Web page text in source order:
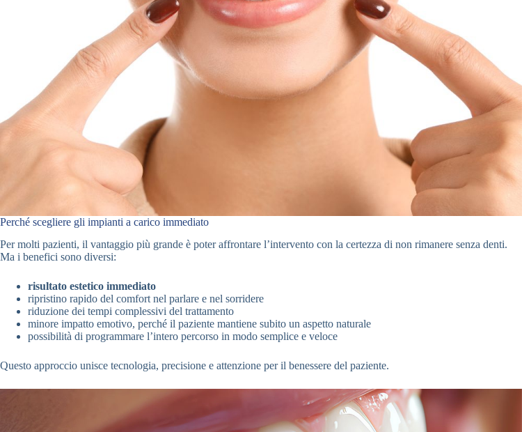
Perché scegliere gli impianti a carico immediato
Per molti pazienti, il vantaggio più grande è poter affrontare l’intervento con la certezza di non rimanere senza denti.
Ma i benefici sono diversi:
risultato estetico immediato
ripristino rapido del comfort nel parlare e nel sorridere
riduzione dei tempi complessivi del trattamento
minore impatto emotivo, perché il paziente mantiene subito un aspetto naturale
possibilità di programmare l’intero percorso in modo semplice e veloce
Questo approccio unisce tecnologia, precisione e attenzione per il benessere del paziente.